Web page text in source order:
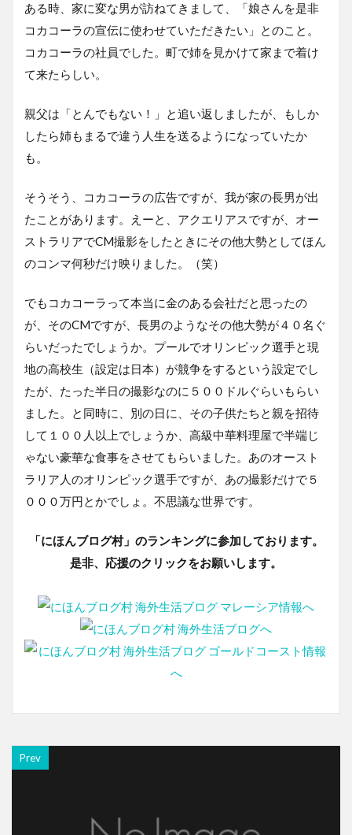
ある時、家に変な男が訪ねてきまして、「娘さんを是非
コカコーラの宣伝に使わせていただきたい」とのこと。
コカコーラの社員でした。町で姉を見かけて家まで着け
て来たらしい。
親父は「とんでもない！」と追い返しましたが、もしか
したら姉もまるで違う人生を送るようになっていたか
も。
そうそう、コカコーラの広告ですが、我が家の長男が出
たことがあります。えーと、アクエリアスですが、オー
ストラリアでCM撮影をしたときにその他大勢としてほん
のコンマ何秒だけ映りました。（笑）
でもコカコーラって本当に金のある会社だと思ったの
が、そのCMですが、長男のようなその他大勢が４０名ぐ
らいだったでしょうか。プールでオリンピック選手と現
地の高校生（設定は日本）が競争をするという設定でし
たが、たった半日の撮影なのに５００ドルぐらいもらい
ました。と同時に、別の日に、その子供たちと親を招待
して１００人以上でしょうか、高級中華料理屋で半端じ
ゃない豪華な食事をさせてもらいました。あのオースト
ラリア人のオリンピック選手ですが、あの撮影だけで５
０００万円とかでしょ。不思議な世界です。
「にほんブログ村」のランキングに参加しております。
是非、応援のクリックをお願いします。
Prev